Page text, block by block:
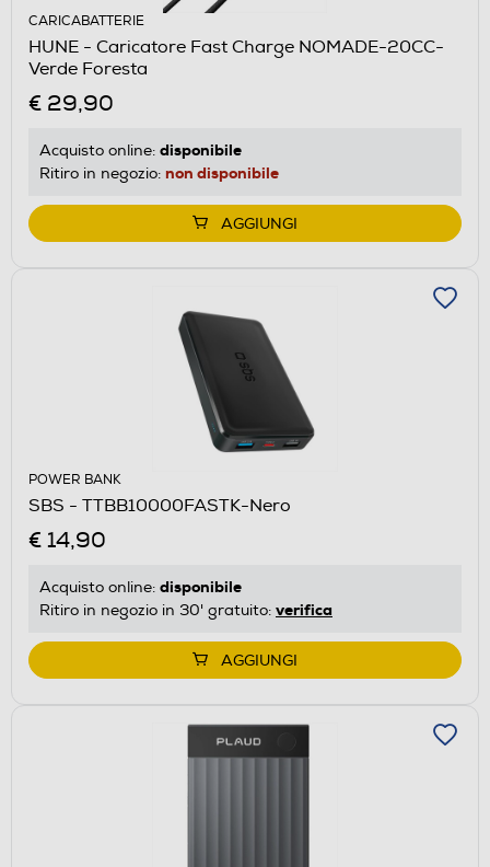
CARICABATTERIE
HUNE - Caricatore Fast Charge NOMADE-20CC-
Verde Foresta
€ 29,90
Acquisto online: disponibile
Ritiro in negozio: non disponibile
AGGIUNGI
POWER BANK
SBS - TTBB10000FASTK-Nero
€ 14,90
Acquisto online: disponibile
Ritiro in negozio in 30' gratuito: verifica
AGGIUNGI